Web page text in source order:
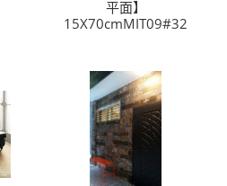
平面】
15X70cmMIT09#32